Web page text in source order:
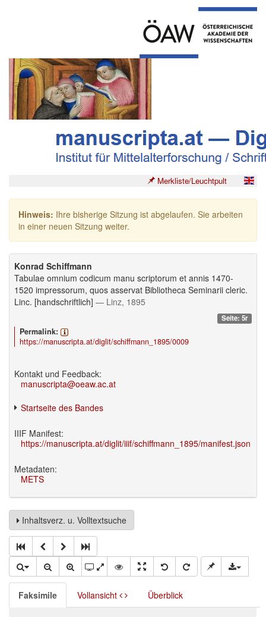
Merkliste/Leuchtpult
Hinweis: Ihre bisherige Sitzung ist abgelaufen. Sie arbeiten
in einer neuen Sitzung weiter.
Konrad Schiffmann
Tabulae omnium codicum manu scriptorum et annis 1470-
1520 impressorum, quos asservat Bibliotheca Seminarii cleric.
Linc. [handschriftlich] — Linz, 1895
Seite: 5r
Permalink:
https://manuscripta.at/diglit/schiffmann_1895/0009
Kontakt und Feedback:
manuscripta@oeaw.ac.at
Startseite des Bandes
IIIF Manifest:
https://manuscripta.at/diglit/iiif/schiffmann_1895/manifest.json
Metadaten:
METS
Inhaltsverz. u. Volltextsuche
Faksimile Vollansicht Überblick